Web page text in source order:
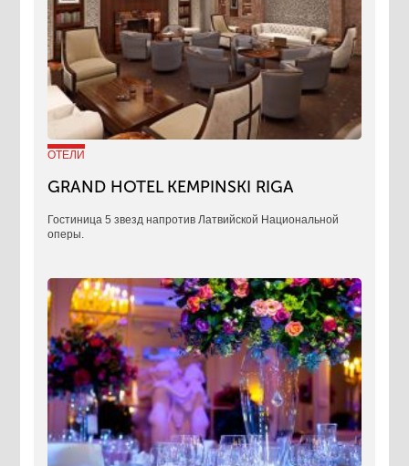
ОТЕЛИ
GRAND HOTEL KEMPINSKI RIGA
Гостиница 5 звезд напротив Латвийской Национальной
оперы.